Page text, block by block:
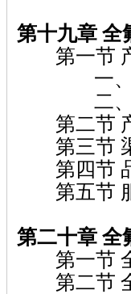
第十九章 全
第一节
一、市
二、目
第二节
第三节
第四节
第五节
第二十章 全
第一节 全
第二节 全